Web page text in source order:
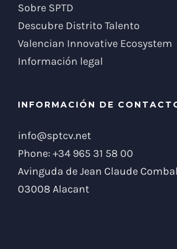
Sobre SPTD
Descubre Distrito Talento
Valencian Innovative Ecosystem
Información legal
INFORMACIÓN DE
info@sptcv.net
Phone: +34 965 31 58 00
Avinguda de Jean Claude
03008 Alacant